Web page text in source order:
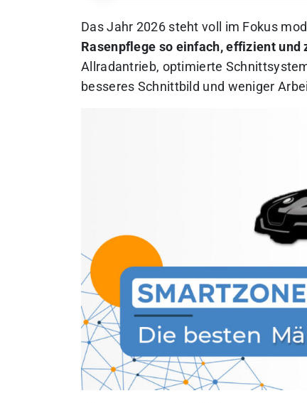
Das Jahr 2026 steht voll im Fokus
Rasenpflege so einfach, effizient und
Allradantrieb, optimierte
besseres Schnittbild und weniger